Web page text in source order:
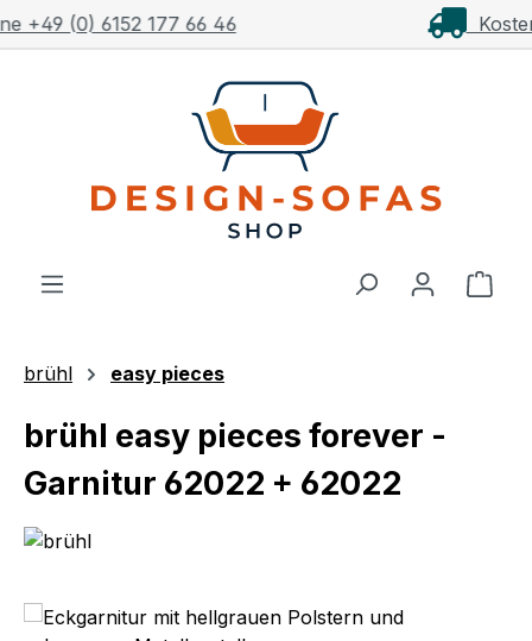
Zum Hauptinhalt springen
Kostenloser Versand ab 1.000€**
brühl easy pieces
brühl easy pieces forever -
Garnitur 62022 + 62022
Bildergalerie überspringen